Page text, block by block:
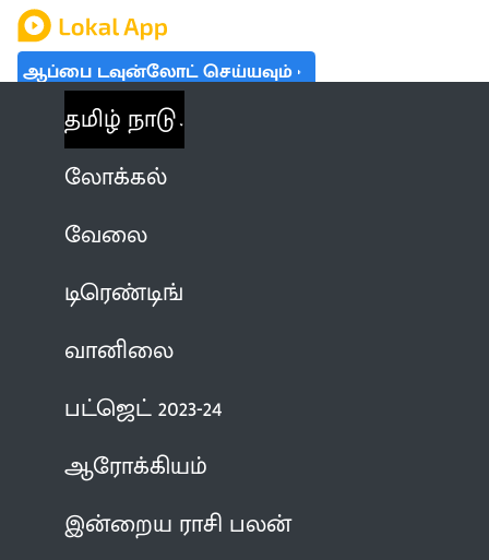
ஆப்பை டவுன்லோட் செய்யவும்
தமிழ் நாடு
லோக்கல்
வேலை
டிரெண்டிங்
வானிலை
பட்ஜெட் 2023-24
ஆரோக்கியம்
இன்றைய ராசி பலன்